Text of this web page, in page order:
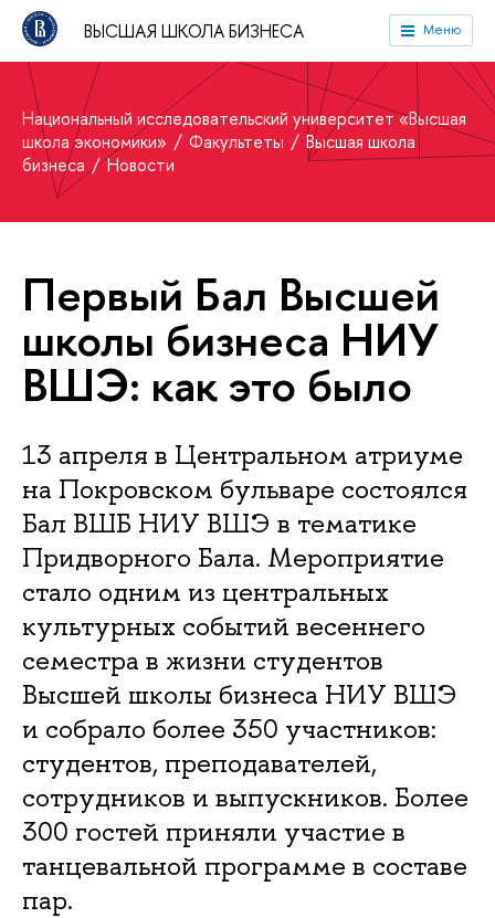
ВЫСШАЯ ШКОЛА БИЗНЕСА Меню
Национальный исследовательский университет «Высшая
школа экономики»
Факультеты
Высшая школа
бизнеса
Новости
Первый Бал Высшей
школы бизнеса НИУ
ВШЭ: как это было
13 апреля в Центральном атриуме
на Покровском бульваре состоялся
Бал ВШБ НИУ ВШЭ в тематике
Придворного Бала. Мероприятие
стало одним из центральных
культурных событий весеннего
семестра в жизни студентов
Высшей школы бизнеса НИУ ВШЭ
и собрало более 350 участников:
студентов, преподавателей,
сотрудников и выпускников. Более
300 гостей приняли участие в
танцевальной программе в составе
пар.